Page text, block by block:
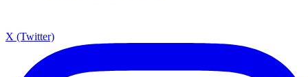
X (Twitter)